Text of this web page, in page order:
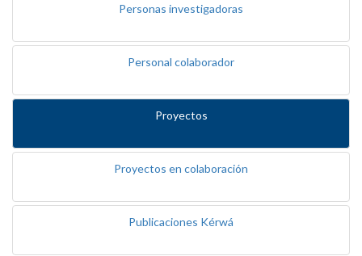
Personas investigadoras
Personal colaborador
Proyectos
Proyectos en colaboración
Publicaciones Kérwá